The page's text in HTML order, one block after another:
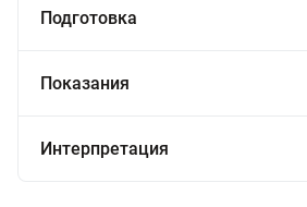
Подготовка
Показания
Интерпретация